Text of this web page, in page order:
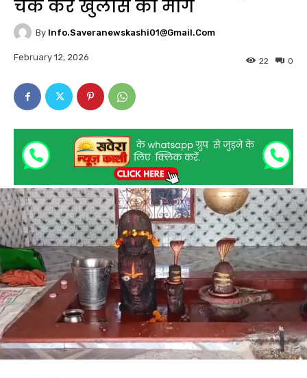
चेक कर खुलासे की माँग
By Info.saveranewskashi01@gmail.com
February 12, 2026 0
22